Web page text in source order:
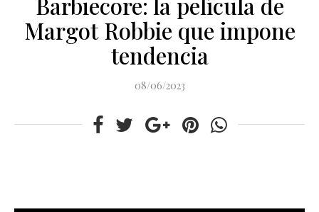
Margot Robbie que impone
tendencia
08/06/2023